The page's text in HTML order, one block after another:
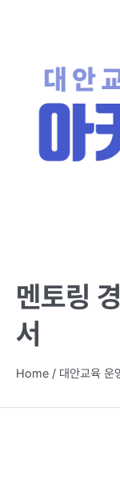
멘토링
서
Home / 대안교육 운